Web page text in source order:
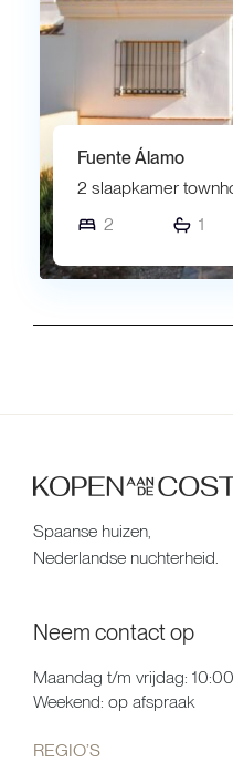
Fuente Álamo
2 slaapkamer
2
1
Spaanse huizen,
Nederlandse nuchterheid.
Neem contact op
Maandag t/m vrijdag:
Weekend: op afspraak
REGIO’S